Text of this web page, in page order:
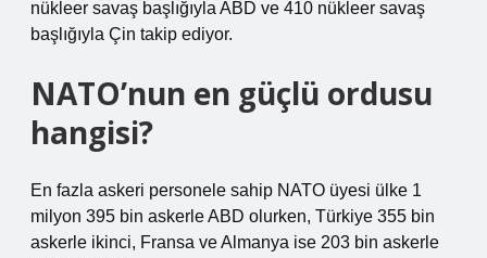
nükleer savaş başlığıyla ABD ve 410 nükleer savaş
başlığıyla Çin takip ediyor.
NATO’nun en güçlü ordusu
hangisi?
En fazla askeri personele sahip NATO üyesi ülke 1
milyon 395 bin askerle ABD olurken, Türkiye 355 bin
askerle ikinci, Fransa ve Almanya ise 203 bin askerle